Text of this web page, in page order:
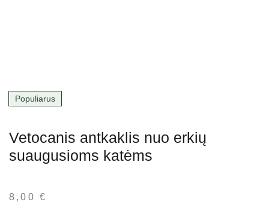
Populiarus
Vetocanis antkaklis nuo erkių
suaugusioms katėms
8,00 €